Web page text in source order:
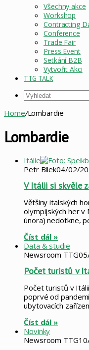
Všechny akce
Workshop
Contracting
Conference
Trade Fair
Press Event
Setkání B2B
Vytvořit Akci
TTG TALK
Home/Lombardie
Lombardie
Itálie
Petr Bílek04/02/
V Itálii si skvěle
Většiny italských
olympijských her v
února) nedotkne,
Číst dál »
Data & studie
Newsroom TTG
Počet turistů v
Počet turistů v
poprvé od
ubytovacích
Číst dál »
Novinky
Newsroom TTG